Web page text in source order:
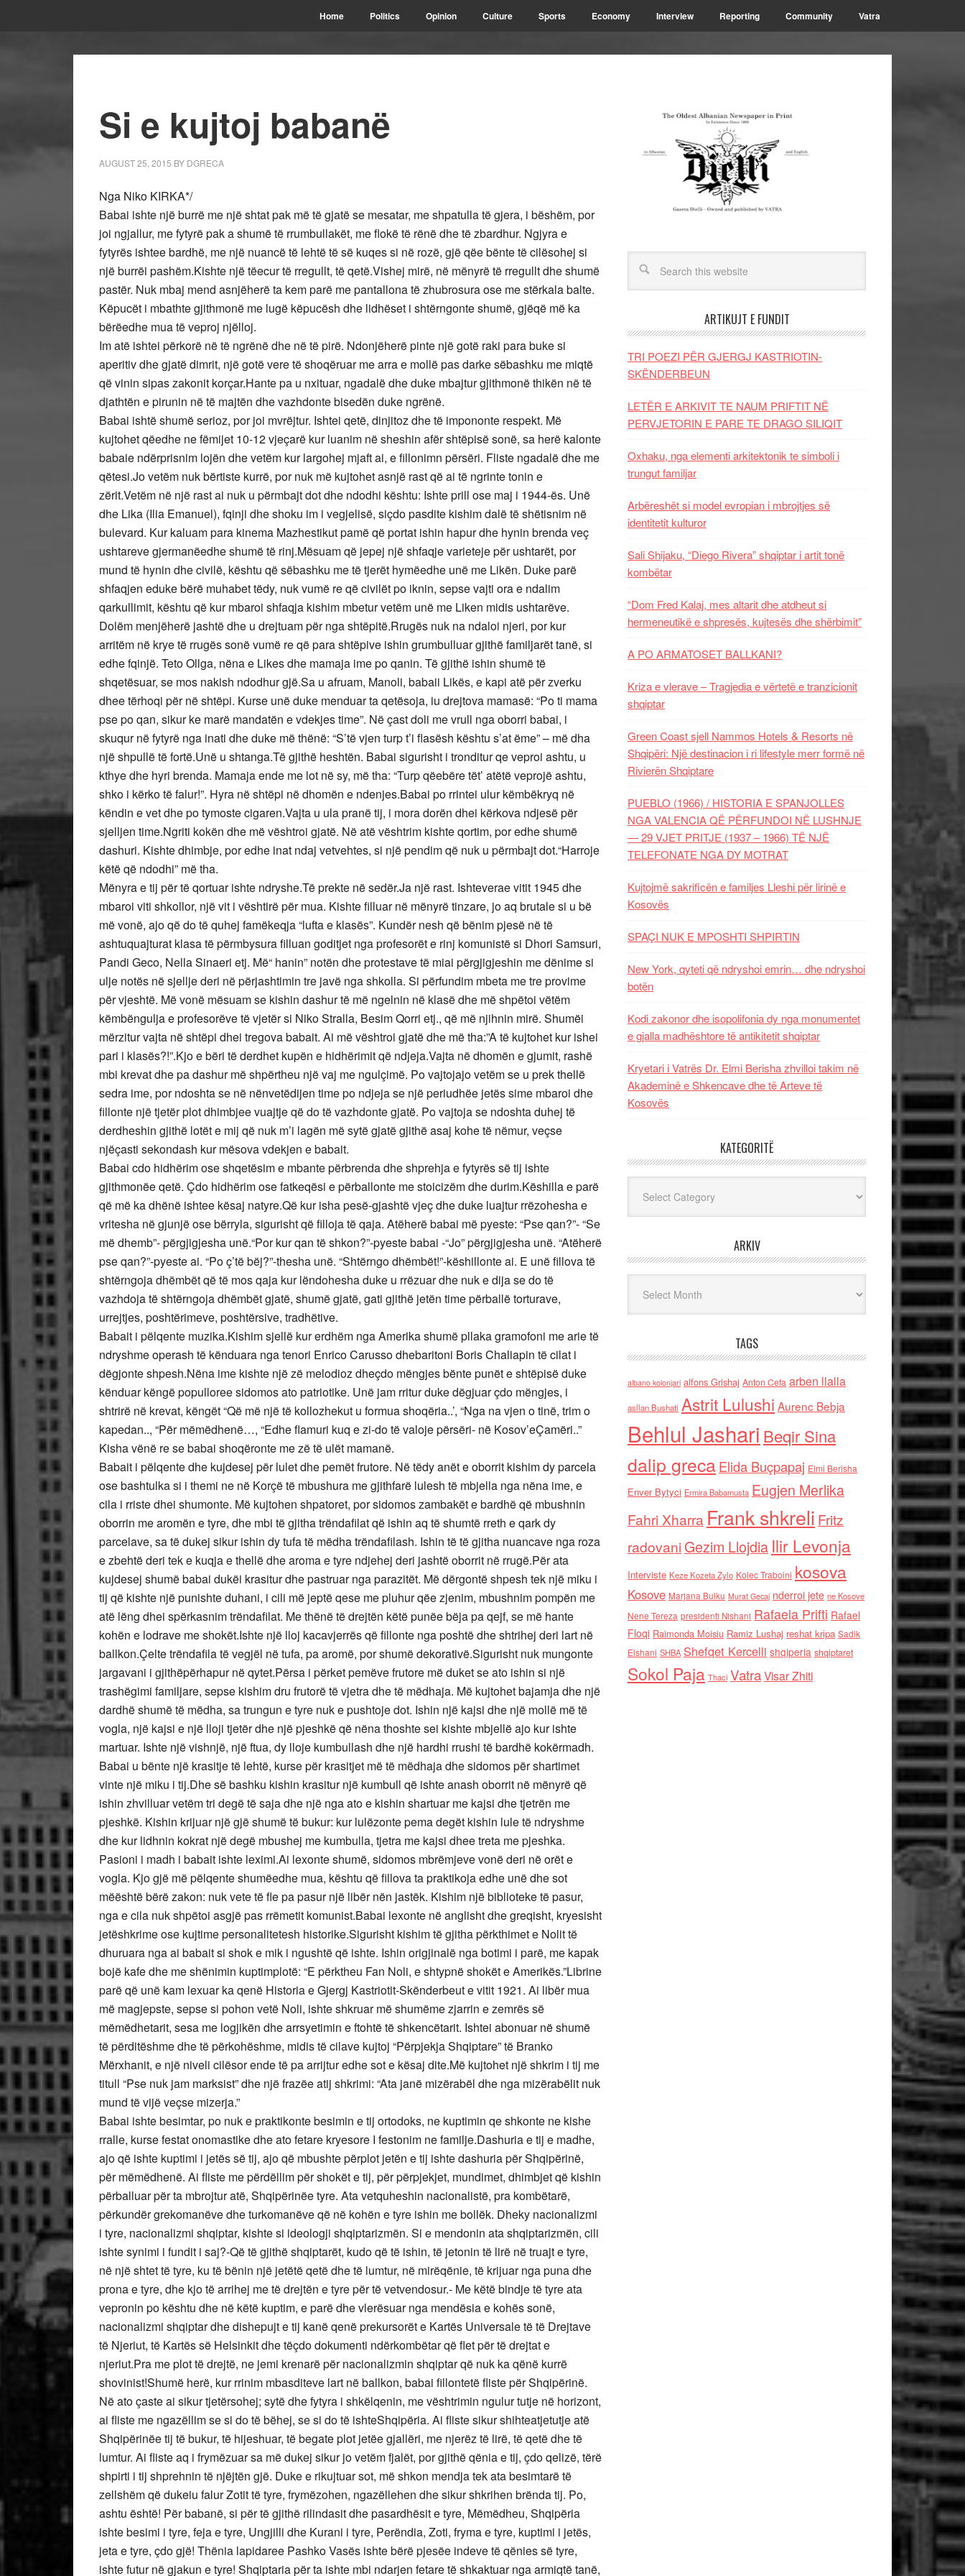
Home Politics Opinion Culture Sports Economy Interview Reporting Community Vatra
Si e kujtoj babanë
AUGUST 25, 2015 BY DGRECA
Nga Niko KIRKA*/
Babai ishte një burrë me një shtat pak më të gjatë se mesatar, me shpatulla të gjera, i bëshëm, por
joi ngjallur, me fytyrë pak a shumë të rrumbullakët, me flokë të rënë dhe të zbardhur. Ngjyra e
fytyrës ishtee bardhë, me një nuancë të lehtë të së kuqes si në rozë, gjë qëe bënte të cilësohej si
një burrëi pashëm.Kishte një tëecur të rregullt, të qetë.Vishej mirë, në mënyrë të rregullt dhe shumë
pastër. Nuk mbaj mend asnjëherë ta kem parë me pantallona të zhubrosura ose me stërkala balte.
Këpucët i mbathte gjithmonë me lugë këpucësh dhe lidhëset i shtërngonte shumë, gjëqë më ka
bërëedhe mua të veproj njëlloj.
Im atë ishtei përkorë në të ngrënë dhe në të pirë. Ndonjëherë pinte një gotë raki para buke si
aperitiv dhe gjatë dimrit, një gotë vere të shoqëruar me arra e mollë pas darke sëbashku me miqtë
që vinin sipas zakonit korçar.Hante pa u nxituar, ngadalë dhe duke mbajtur gjithmonë thikën në të
djathtën e pirunin në të majtën dhe vazhdonte bisedën duke ngrënë.
Babai ishtë shumë serioz, por joi mvrëjtur. Ishtei qetë, dinjitoz dhe të impononte respekt. Më
kujtohet qëedhe ne fëmijet 10-12 vjeçarë kur luanim në sheshin afër shtëpisë sonë, sa herë kalonte
babaie ndërprisnim lojën dhe vetëm kur largohej mjaft ai, e fillonimn përsëri. Fliste ngadalë dhe me
qëtesi.Jo vetëm nuk bërtiste kurrë, por nuk më kujtohet asnjë rast që ai të ngrinte tonin e
zërit.Vetëm në një rast ai nuk u përmbajt dot dhe ndodhi kështu: Ishte prill ose maj i 1944-ës. Unë
dhe Lika (Ilia Emanuel), fqinji dhe shoku im i vegjelisë, siçdo pasdite kishim dalë të shëtisnim në
bulevard. Kur kaluam para kinema Mazhestikut pamë që portat ishin hapur dhe hynin brenda veç
ushtareve gjermanëedhe shumë të rinj.Mësuam që jepej një shfaqje varieteje për ushtarët, por
mund të hynin dhe civilë, kështu që sëbashku me të tjerët hymëedhe unë me Likën. Duke parë
shfaqjen eduke bërë muhabet tëdy, nuk vumë re që civilët po iknin, sepse vajti ora e ndalim
qarkullimit, kështu që kur mbaroi shfaqja kishim mbetur vetëm unë me Liken midis ushtarëve.
Dolëm menjëherë jashtë dhe u drejtuam për nga shtëpitë.Rrugës nuk na ndaloi njeri, por kur
arritëm në krye të rrugës sonë vumë re që para shtëpive ishin grumbulluar gjithë familjarët tanë, si
edhe fqinjë. Teto Ollga, nëna e Likes dhe mamaja ime po qanin. Të gjithë ishin shumë të
shqetësuar, se mos nakish ndodhur gjë.Sa u afruam, Manoli, babaii Likës, e kapi atë për zverku
dhee tërhoqi për në shtëpi. Kurse unë duke menduar ta qetësoja, iu drejtova mamasë: “Po ti mama
pse po qan, sikur ke marë mandatën e vdekjes time”. Në çast doli me vrull nga oborri babai, i
skuqur në fytyrë nga inati dhe duke më thënë: “S’të vjen turp t’i flasësh kështu s’at ëme” – më dha
një shpullë të fortë.Unë u shtanga.Të gjithë heshtën. Babai sigurisht i tronditur qe veproi ashtu, u
kthye dhe hyri brenda. Mamaja ende me lot në sy, më tha: “Turp qëebëre tët’ atëtë veprojë ashtu,
shko i kërko të falur!”. Hyra në shtëpi në dhomën e ndenjes.Babai po rrintei ulur këmbëkryq në
këndin e vet dhe po tymoste cigaren.Vajta u ula pranë tij, i mora dorën dhei kërkova ndjesë për
sjelljen time.Ngriti kokën dhe më vështroi gjatë. Në atë vështrim kishte qortim, por edhe shumë
dashuri. Kishte dhimbje, por edhe inat ndaj vetvehtes, si një pendim që nuk u përmbajt dot.“Harroje
këtë që ndodhi” më tha.
Mënyra e tij për të qortuar ishte ndryshe.Të prekte në sedër.Ja një rast. Ishteverae vitit 1945 dhe
mbaroi viti shkollor, një vit i vështirë për mua. Kishte filluar në mënyrë tinzare, jo aq brutale si u bë
më vonë, ajo që do të quhej famëkeqja “lufta e klasës”. Kundër nesh që bënim pjesë në të
ashtuquajturat klasa të përmbysura filluan goditjet nga profesorët e rinj komunistë si Dhori Samsuri,
Pandi Geco, Nella Sinaeri etj. Më“ hanin” notën dhe protestave të miai përgjigjeshin me dënime si
ulje notës në sjellje deri në përjashtimin tre javë nga shkolla. Si përfundim mbeta me tre provime
për vjeshtë. Më vonë mësuam se kishin dashur të më ngelnin në klasë dhe më shpëtoi vëtëm
këmbëngulja e profesorëve të vjetër si Niko Stralla, Besim Qorri etj., që më njihnin mirë. Shumëi
mërzitur vajta në shtëpi dhei tregova babait. Ai më vështroi gjatë dhe më tha:”A të kujtohet kur ishei
pari i klasës?!”.Kjo e bëri të derdhet kupën e hidhërimit që ndjeja.Vajta në dhomën e gjumit, rashë
mbi krevat dhe pa dashur më shpërtheu një vaj me ngulçimë. Po vajtojajo vetëm se u prek thellë
sedra ime, por ndoshta se në nënvetëdijen time po ndjeja se një periudhëe jetës sime mbaroi dhe
fillonte një tjetër plot dhimbjee vuajtje që do të vazhdonte gjatë. Po vajtoja se ndoshta duhej të
derdheshin gjithë lotët e mij që nuk m’i lagën më sytë gjatë gjithë asaj kohe të nëmur, veçse
njëçasti sekondash kur mësova vdekjen e babait.
Babai cdo hidhërim ose shqetësim e mbante përbrenda dhe shprehja e fytyrës së tij ishte
gjithmonëe qetë. Çdo hidhërim ose fatkeqësi e përballonte me stoicizëm dhe durim.Këshilla e parë
që më ka dhënë ishtee kësaj natyre.Që kur isha pesë-gjashtë vjeç dhe duke luajtur rrëzohesha e
vritesha në gjunjë ose bërryla, sigurisht që filloja të qaja. Atëherë babai më pyeste: “Pse qan?”- “Se
më dhemb”- përgjigjesha unë.“Por kur qan të shkon?”-pyeste babai -“Jo” përgjigjesha unë. “Atëherë
pse qan?”-pyeste ai. “Po ç’të bëj?”-thesha unë. “Shtërngo dhëmbët!”-këshillonte ai. E unë fillova të
shtërngoja dhëmbët që të mos qaja kur lëndohesha duke u rrëzuar dhe nuk e dija se do të
vazhdoja të shtërngoja dhëmbët gjatë, shumë gjatë, gati gjithë jetën time përballë torturave,
urrejtjes, poshtërimeve, poshtërsive, tradhëtive.
Babait i pëlqente muzika.Kishim sjellë kur erdhëm nga Amerika shumë pllaka gramofoni me arie të
ndryshme operash të kënduara nga tenori Enrico Carusso dhebaritoni Boris Chaliapin të cilat i
dëgjonte shpesh.Nëna ime kishte një zë melodioz dheçdo mëngjes bënte punët e shtëpisë duke
kënduar këngë populloree sidomos ato patriotike. Unë jam rritur duke dëgjuar çdo mëngjes, i
shtrirë në krevat, këngët “Që më një të kollozhekut u formua shoqëria..’, “Nga na vjen o tinë, trim o
kapedan.., “Për mëmëdhenë…, “Edhe flamuri kuq e zi-do të valoje përsëri- në Kosov’eÇamëri..”
Kisha vënë re se babai shoqëronte me zë të ulët mamanë.
Babait i pëlqente dhe kujdesej për lulet dhe pemët frutore. Në tëdy anët e oborrit kishim dy parcela
ose bashtulka si i themi ne në Korçë të mbushura me gjithfarë lulesh të mbjella nga nëna ime, e
cila i rriste dhei shumonte. Më kujtohen shpatoret, por sidomos zambakët e bardhë që mbushnin
oborrin me aromën e tyre, dhe mbi të gjitha trëndafilat që ishin aq të shumtë rreth e qark dy
parcelave, sa të dukej sikur ishin dy tufa të mëdha trëndafilash. Ishin të të gjitha nuancave nga roza
e zbehtë deri tek e kuqja e thellë dhe aroma e tyre ndjehej deri jashtë oborrit në rrugë.Për ata
kujdesej shumë babai dukëi krasitur dhe pastruar nga parazitët. Më dërgontë shpesh tek një miku i
tij që kishte një punishte duhani, i cili më jeptë qese me pluhur qëe zjenim, mbushnim pompën me
atë lëng dhei spërkasnim trëndafilat. Me thënë të drejtën këtë punëe bëja pa qejf, se më hante
kohën e lodrave me shokët.Ishte një lloj kacavjerrës që fillonte nga poshtë dhe shtrihej deri lart në
ballkon.Çelte trëndafila të vegjël në tufa, pa aromë, por shumë dekorativë.Sigurisht nuk mungonte
jargavani i gjithëpërhapur në qytet.Përsa i përket pemëve frutore më duket se ato ishin si një
trashëgimi familjare, sepse kishim dru frutorë të vjetra dhe të mëdhaja. Më kujtohet bajamja dhe një
dardhë shumë të mëdha, sa trungun e tyre nuk e pushtoje dot. Ishin një kajsi dhe një mollë më të
vogla, një kajsi e një lloji tjetër dhe një pjeshkë që nëna thoshte sei kishte mbjellë ajo kur ishte
martuar. Ishte një vishnjë, një ftua, dy lloje kumbullash dhe një hardhi rrushi të bardhë kokërmadh.
Babai u bënte një krasitje të lehtë, kurse për krasitjet më të mëdhaja dhe sidomos për shartimet
vinte një miku i tij.Dhe së bashku kishin krasitur një kumbull që ishte anash oborrit në mënyrë që
ishin zhvilluar vetëm tri degë të saja dhe një nga ato e kishin shartuar me kajsi dhe tjetrën me
pjeshkë. Kishin krijuar një gjë shumë të bukur: kur lulëzonte pema degët kishin lule të ndryshme
dhe kur lidhnin kokrat një degë mbushej me kumbulla, tjetra me kajsi dhee treta me pjeshka.
Pasioni i madh i babait ishte leximi.Ai lexonte shumë, sidomos mbrëmjeve vonë deri në orët e
vogla. Kjo gjë më pëlqente shumëedhe mua, kështu që fillova ta praktikoja edhe unë dhe sot
mëështë bërë zakon: nuk vete të fle pa pasur një libër nën jastëk. Kishim një biblioteke të pasur,
nga e cila nuk shpëtoi asgjë pas rrëmetit komunist.Babai lexonte në anglisht dhe greqisht, kryesisht
jetëshkrime ose kujtime personalitetesh historike.Sigurisht kishim të gjitha përkthimet e Nolit të
dhuruara nga ai babait si shok e mik i ngushtë që ishte. Ishin origjinalë nga botimi i parë, me kapak
bojë kafe dhe me shënimin kuptimplotë: “E përktheu Fan Noli, e shtypnë shokët e Amerikës.”Librine
parë që unë kam lexuar ka qenë Historia e Gjergj Kastriotit-Skënderbeut e vitit 1921. Ai libër mua
më magjepste, sepse si pohon vetë Noli, ishte shkruar më shumëme zjarrin e zemrës së
mëmëdhetarit, sesa me logjikën dhe arrsyetimin e ftohtë të shkencëtarit. Ishtei abonuar në shumë
të përditëshme dhe të përkohëshme, midis të cilave kujtoj “Përpjekja Shqiptare” të Branko
Mërxhanit, e një niveli cilësor ende të pa arrijtur edhe sot e kësaj dite.Më kujtohet një shkrim i tij me
titull “Pse nuk jam marksist” dhe një frazëe atij shkrimi: “Ata janë mizërabël dhe nga mizërabëlit nuk
mund të vijë veçse mizerja.”
Babai ishte besimtar, po nuk e praktikonte besimin e tij ortodoks, ne kuptimin qe shkonte ne kishe
rralle, kurse festat onomastike dhe ato fetare kryesore I festonim ne familje.Dashuria e tij e madhe,
ajo që ishte kuptimi i jetës së tij, ajo që mbushte përplot jetën e tij ishte dashuria për Shqipërinë,
për mëmëdhenë. Ai fliste me përdëllim për shokët e tij, për përpjekjet, mundimet, dhimbjet që kishin
përballuar për ta mbrojtur atë, Shqipërinëe tyre. Ata vetquheshin nacionalistë, pra kombëtarë,
përkundër grekomanëve dhe turkomanëve që në kohën e tyre ishin me bollëk. Dheky nacionalizmi
i tyre, nacionalizmi shqiptar, kishte si ideologji shqiptarizmën. Si e mendonin ata shqiptarizmën, cili
ishte synimi i fundit i saj?-Që të gjithë shqiptarët, kudo që të ishin, të jetonin të lirë në truajt e tyre,
në një shtet të tyre, ku të bënin një jetëtë qetë dhe të lumtur, në mirëqënie, të krijuar nga puna dhe
prona e tyre, dhe kjo të arrihej me të drejtën e tyre për të vetvendosur.- Me këtë bindje të tyre ata
vepronin po kështu dhe në këtë kuptim, e parë dhe vlerësuar nga mendësia e kohës sonë,
nacionalizmi shqiptar dhe dishepujt e tij kanë qenë prekursorët e Kartës Universale të të Drejtave
të Njeriut, të Kartës së Helsinkit dhe tëçdo dokumenti ndërkombëtar që flet për të drejtat e
njeriut.Pra me plot të drejtë, ne jemi krenarë për nacionalizmin shqiptar që nuk ka qënë kurrë
shovinist!Shumë herë, kur rrinim mbasditeve lart në ballkon, babai fillontetë fliste për Shqipërinë.
Në ato çaste ai sikur tjetërsohej; sytë dhe fytyra i shkëlqenin, me vështrimin ngulur tutje në horizont,
ai fliste me ngazëllim se si do të bëhej, se si do të ishteShqipëria. Ai fliste sikur shihteatjetutje atë
Shqipërinëe tij të bukur, të hijeshuar, të begate plot jetëe gjallëri, me njerëz të lirë, të qetë dhe të
lumtur. Ai fliste aq i frymëzuar sa më dukej sikur jo vetëm fjalët, por gjithë qënia e tij, çdo qelizë, tërë
shpirti i tij shprehnin të njëjtën gjë. Duke e rikujtuar sot, më shkon mendja tek ata besimtarë të
zellshëm që dukeiu falur Zotit të tyre, frymëzohen, ngazëllehen dhe sikur shkrihen brënda tij. Po,
ashtu është! Për babanë, si për të gjithë rilindasit dhe pasardhësit e tyre, Mëmëdheu, Shqipëria
ishte besimi i tyre, feja e tyre, Ungjilli dhe Kurani i tyre, Perëndia, Zoti, fryma e tyre, kuptimi i jetës,
jeta e tyre, çdo gjë! Thënia lapidaree Pashko Vasës ishte bërë pjesëe indeve të qënies së tyre,
ishte futur në gjakun e tyre! Shqiptaria për ta ishte mbi ndarjen fetare të shkaktuar nga armiqtë tanë,
ARTIKUJT E FUNDIT
TRI POEZI PËR GJERGJ KASTRIOTIN-
SKËNDERBEUN
LETËR E ARKIVIT TE NAUM PRIFTIT NË
PERVJETORIN E PARE TE DRAGO SILIQIT
Oxhaku, nga elementi arkitektonik te simboli i
trungut familjar
Arbëreshët si model evropian i mbrojtjes së
identitetit kulturor
Sali Shijaku, “Diego Rivera” shqiptar i artit tonë
kombëtar
“Dom Fred Kalaj, mes altarit dhe atdheut si
hermeneutikë e shpresës, kujtesës dhe shërbimit”
A PO ARMATOSET BALLKANI?
Kriza e vlerave – Tragjedia e vërtetë e tranzicionit
shqiptar
Green Coast sjell Nammos Hotels & Resorts në
Shqipëri: Një destinacion i ri lifestyle merr formë në
Rivierën Shqiptare
PUEBLO (1966) / HISTORIA E SPANJOLLES
NGA VALENCIA QË PËRFUNDOI NË LUSHNJE
— 29 VJET PRITJE (1937 – 1966) TË NJË
TELEFONATE NGA DY MOTRAT
Kujtojmë sakrificën e familjes Lleshi për lirinë e
Kosovës
SPAÇI NUK E MPOSHTI SHPIRTIN
New York, qyteti që ndryshoi emrin… dhe ndryshoi
botën
Kodi zakonor dhe isopolifonia dy nga monumentet
e gjalla madhështore të antikitetit shqiptar
Kryetari i Vatrës Dr. Elmi Berisha zhvilloi takim në
Akademinë e Shkencave dhe të Arteve të
Kosovës
KATEGORITË
ARKIV
TAGS
albano kolonjari alfons Grishaj Anton Cefa arben llalla
asllan Bushati Astrit Lulushi Aurenc Bebja
Behlul Jashari Beqir Sina
dalip grecaElida Buçpapaj Elmi Berisha
Enver Bytyci Ermira Babamusta Eugjen Merlika
Fahri Xharra Frank shkreli Fritz
radovaniGezim Llojdia Ilir Levonja
Interviste Keze Kozeta Zylo Kolec Traboini kosova
Kosove Marjana Bulku Murat Gecaj nderroi jete ne Kosove
Nene Tereza presidenti Nishani Rafaela Prifti Rafael
Floqi Raimonda Moisiu Ramiz Lushaj reshat kripa Sadik
Elshani SHBA Shefqet Kercelli shqiperia shqiptaret
Sokol Paja Thaci VatraVisar Zhiti